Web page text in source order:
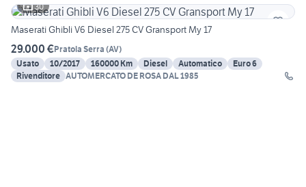
30
Maserati Ghibli V6 Diesel 275 CV Gransport My 17
29.000 €Pratola Serra (AV)
Usato
10/2017 160000 Km Diesel Automatico
Euro 6
Rivenditore AUTOMERCATO DE ROSA DAL 1985